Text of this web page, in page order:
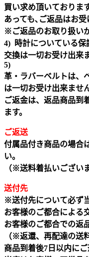
買い求め頂いておりま
あっても､ご返品はお
※ご返品のお取り扱い
4) 時計についている保
交換は一切お受け出来
5)
革・ラバーベルトは、
は一切お受け出来ませ
ご返金は、返品商品到
ます。
ご返送
付属品付き商品の場合
い。
（※送料着払いござい
送付先
※送付先について必ず
お客様のご都合による
お客様のご都合での返
（※返還、再配達の送
商品到着後7日以内にご